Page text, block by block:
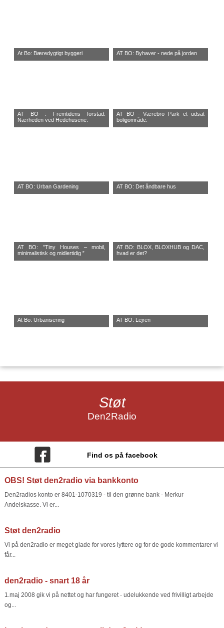
At Bo: Bæredygtigt byggeri AT BO: Byhaver - nede på jorden
AT BO : Fremtidens forstad:
Nærheden ved Hedehusene.
AT BO - Værebro Park et udsat
boligområde.
AT BO: Urban Gardening AT BO: Det åndbare hus
AT BO: ”Tiny Houses – mobil,
minimalistisk og midlertidig ”
AT BO: BLOX, BLOXHUB og DAC,
hvad er det?
At Bo: Urbanisering AT BO: Lejren
Støt
Den2Radio
Find os på facebook
OBS! Støt den2radio via bankkonto
Den2radios konto er 8401-1070319 - til den grønne bank - Merkur
Andelskasse. Vi er...
Støt den2radio
Vi på den2radio er meget glade for vores lyttere og for de gode kommentarer vi
får...
den2radio - snart 18 år
1.maj 2008 gik vi på nettet og har fungeret - udelukkende ved frivilligt arbejde
og...